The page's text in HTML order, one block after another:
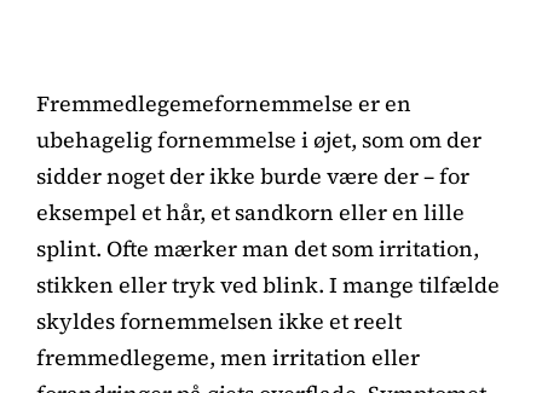
Fremmedlegemefornemmelse er en
ubehagelig fornemmelse i øjet, som om der
sidder noget der ikke burde være der – for
eksempel et hår, et sandkorn eller en lille
splint. Ofte mærker man det som irritation,
stikken eller tryk ved blink. I mange tilfælde
skyldes fornemmelsen ikke et reelt
fremmedlegeme, men irritation eller